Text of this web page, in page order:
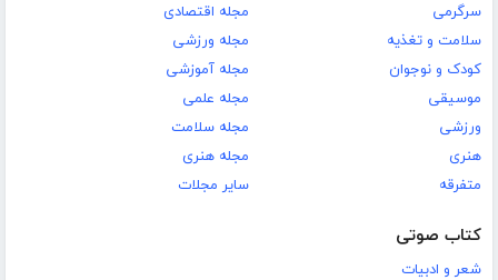
سرگرمی
سلامت و تغذیه
کودک و نوجوان
موسیقی
ورزشی
هنری
متفرقه
مجله اقتصادی
مجله ورزشی
مجله آموزشی
مجله علمی
مجله سلامت
مجله هنری
سایر مجلات
کتاب صوتی
شعر و ادبیات